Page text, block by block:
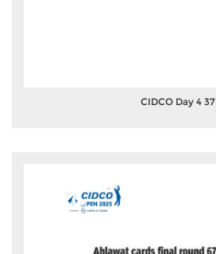
CIDCO Day 4 37